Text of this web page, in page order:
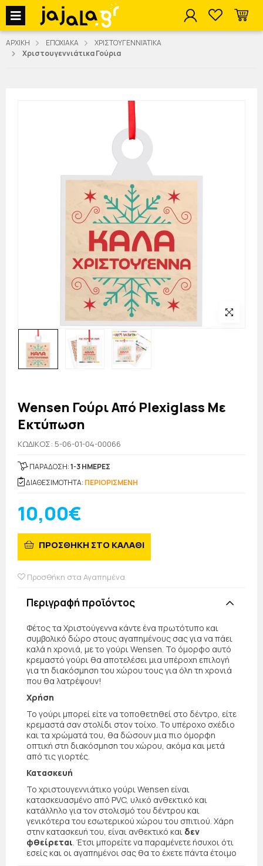
jajala Menu
ΑΡΧΙΚΗ ΕΠΟΧΙΑΚΑ
ΧΡΙΣΤΟΥΓΕΝΝΙΆΤΙΚΑ
Χριστουγεννιάτικα Γούρια
Wensen Γούρι Από Plexiglass Με
Εκτύπωση
KΩΔΙΚΟΣ: 5-06-01-04-00066
ΠΑΡΑΔΟΣΗ:1-3 ΗΜΕΡΕΣ
ΔΙΑΘΕΣΙΜΟΤΗΤΑ: ΠΕΡΙΟΡΙΣΜΕΝΗ
10,00€
ΠΡΟΣΘΗΚΗ ΣΤΟ ΚΑΛΑΘΙ
Προσθήκη στα Αγαπημένα
Περιγραφή προϊόντος
Φέτος τα Χριστούγεννα κάντε ένα πρωτότυπο και
συμβολικό δώρο στους αγαπημένους σας για να πάει
καλά η χρονιά, με το γούρι Wensen. Το όμορφο αυτό
κρεμαστό γούρι θα αποτελέσει μια υπέροχη επιλογή
για τη διακόσμηση του χώρου τους για όλη τη χρονιά
που θα λατρέψουν!
Χρήση
Το γούρι μπορεί είτε να τοποθετηθεί στο δέντρο, είτε
κρεμαστά σαν στολίδι στον τοίχο. Το υπέροχο σχέδιο
και τα χρώματά του, θα δώσουν μια πιο όμορφη
οπτική στη διακόσμηση του χώρου, ακόμα και μετά
από τις γιορτές.
Κατασκευή
Το χριστουγεννιάτικο γούρι Wensen είναι
κατασκευασμένο από PVC, υλικό ανθεκτικό και
κατάλληλο για τον στολισμό του δέντρου και
γενικότερα του εσωτερικού χώρου του σπιτιού. Χάρη
στην κατασκευή του, είναι ανθεκτικό και δεν
φθείρεται . Έτσι μπορείτε να παραμένετε ήσυχοι ότι
εσείς και οι αγαπημένοι σας θα το έχετε πάντα έτοιμο